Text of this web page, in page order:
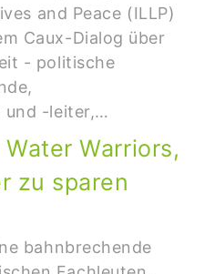
and Peace (ILLP)
Caux-Dialog über
- politische
und -leiter,…
Warriors,
zu sparen
bahnbrechende